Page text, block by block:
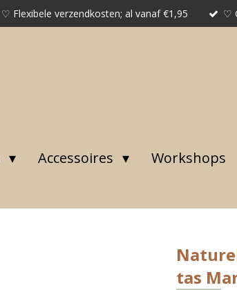
♡ Flexibele verzendkosten; al vanaf €1,95 ♡
Accessoires Workshops
tas